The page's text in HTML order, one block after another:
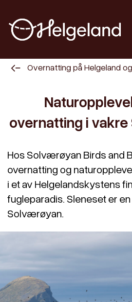
Overnatting på Helgeland
overnatting i
Hos Solværøyan Birds and
overnatting og
i et av Helgelandskystens
fugleparadis. Sleneset er
Solværøyan.